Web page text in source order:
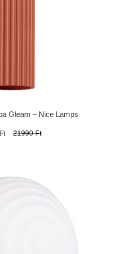
Gleam – Nice Lamps
21990 Ft